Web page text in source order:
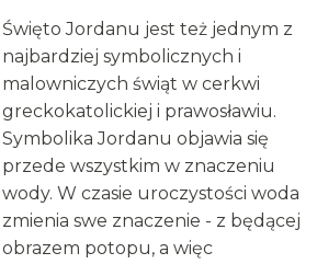
Święto Jordanu jest też jednym z
najbardziej symbolicznych i
malowniczych świąt w cerkwi
greckokatolickiej i prawosławiu.
Symbolika Jordanu objawia się
przede wszystkim w znaczeniu
wody. W czasie uroczystości woda
zmienia swe znaczenie - z będącej
obrazem potopu, a więc